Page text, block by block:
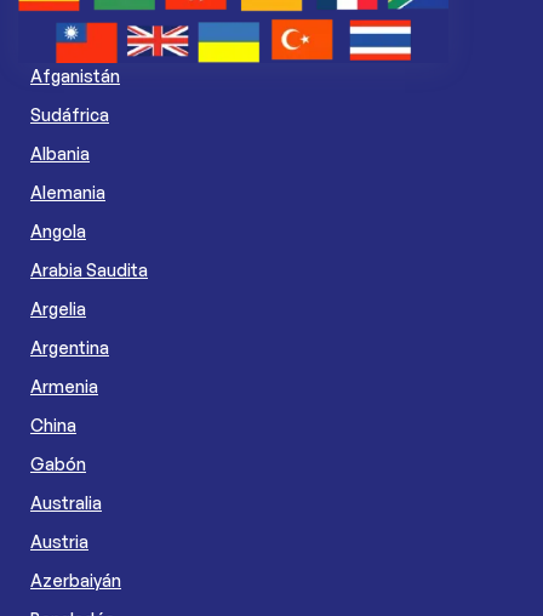
Afganistán
Sudáfrica
Albania
Alemania
Angola
Arabia Saudita
Argelia
Argentina
Armenia
China
Gabón
Australia
Austria
Azerbaiyán